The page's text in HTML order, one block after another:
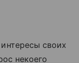
своих
некоего